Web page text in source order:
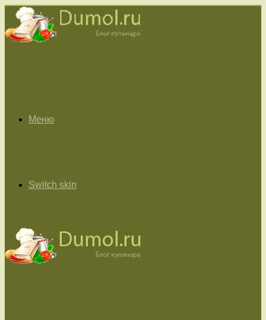
Меню
Switch skin